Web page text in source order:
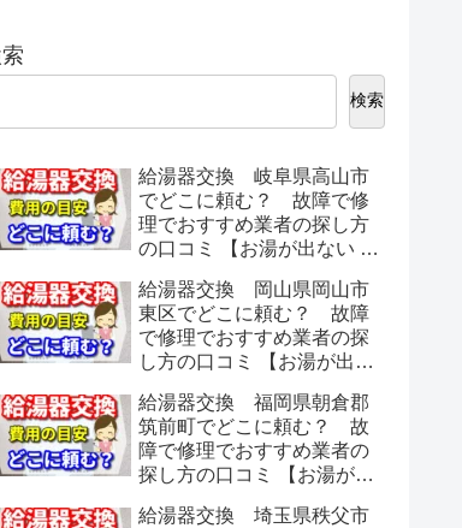
検索
給湯器交換 岐阜県高山市
でどこに頼む？ 故障で修
理でおすすめ業者の探し方
の口コミ 【お湯が出ない 水
給湯器交換 岡山県岡山市
東区でどこに頼む？ 故障
で修理でおすすめ業者の探
し方の口コミ 【お湯が出な
給湯器交換 福岡県朝倉郡
筑前町でどこに頼む？ 故
障で修理でおすすめ業者の
探し方の口コミ 【お湯が出
給湯器交換 埼玉県秩父市